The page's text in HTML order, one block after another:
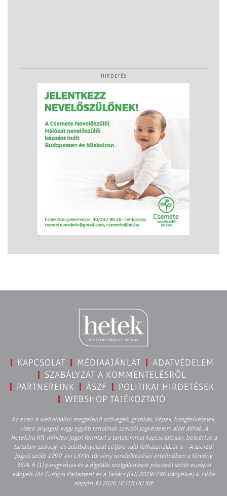
HIRDETÉS
KAPCSOLAT MÉDIAAJÁNLAT
ADATVÉDELEM
SZABÁLYZAT A KOMMENTELÉSRŐL
PARTNEREINK
ÁSZF
POLITIKAI HIRDETÉSEK
WEBSHOP TÁJÉKOZTATÓ
Az ezen a weboldalon megjelenő szövegek, grafikák, képek, hangfelvételek,
video anyagok vagy egyéb tartalmak szerzői jogvédelem alatt állnak. A
Hetek.hu Kft. minden jogot fenntart a tartalommal kapcsolatosan, beleértve a
tartalom szöveg- és adatbányászat céljára való felhasználását is – A szerzői
jogról szóló 1999. évi LXXVI. törvény rendelkezései értelmében a törvény
35/A. § (1) paragrafusa és a digitális szolgáltatások piacairól szóló európai
irányelv (Az Európai Parlament és a Tanács (EU) 2019/790 Irányelve) 4. cikke
alapján. © 2026 HETEK.HU Kft.